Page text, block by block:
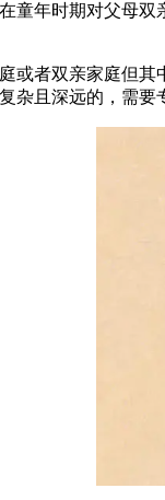
童年时期对父母
或者双亲家庭但
杂且深远的，需要